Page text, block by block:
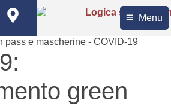
Menu
green